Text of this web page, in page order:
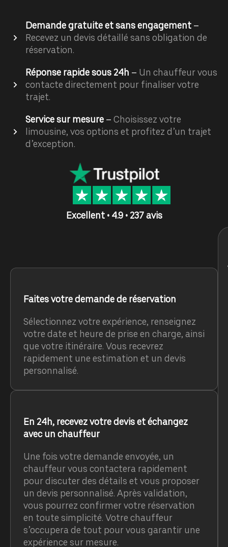
Demande gratuite et sans engagement –
Recevez un devis détaillé sans obligation de
réservation.
Réponse rapide sous 24h – Un chauffeur vous
contacte directement pour finaliser votre
trajet.
Service sur mesure – Choisissez votre
limousine, vos options et profitez d’un trajet
d’exception.
Excellent • 4.9 • 237 avis
Faites votre demande de réservation
Sélectionnez votre expérience, renseignez
votre date et heure de prise en charge, ainsi
que votre itinéraire. Vous recevrez
rapidement une estimation et un devis
personnalisé.
En 24h, recevez votre devis et échangez
avec un chauffeur
Une fois votre demande envoyée, un
chauffeur vous contactera rapidement
pour discuter des détails et vous proposer
un devis personnalisé. Après validation,
vous pourrez confirmer votre réservation
en toute simplicité. Votre chauffeur
s’occupera de tout pour vous garantir une
expérience sur mesure.